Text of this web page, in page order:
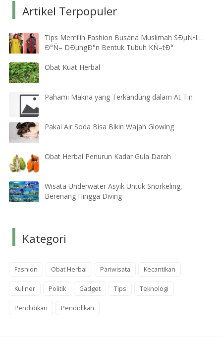
Artikel Terpopuler
Tips Memilih Fashion Busana Muslimah SÐµÑ•Ï…
Ð°Ñ– DÐµngÐ°n Bentuk Tubuh KÑ–tÐ°
Obat Kuat Herbal
Pahami Makna yang Terkandung dalam At Tin
Pakai Air Soda Bisa Bikin Wajah Glowing
Obat Herbal Penurun Kadar Gula Darah
Wisata Underwater Asyik Untuk Snorkeling,
Berenang Hingga Diving
Kategori
Fashion Obat Herbal Pariwisata Kecantikan
Kuliner Politik Gadget Tips Teknologi
Pendidikan Pendidikan